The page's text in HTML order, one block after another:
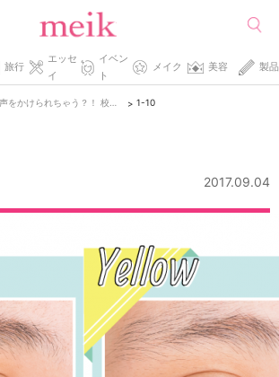
旅行
エッセ
イ
イベン
ト
メイク 美容 製品
> 1-10
2017.09.04